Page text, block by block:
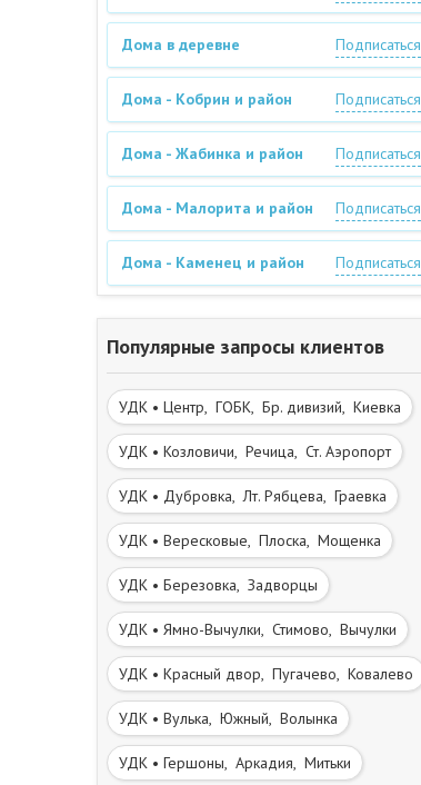
Дома в деревне Подписаться
Дома - Кобрин и район Подписаться
Дома - Жабинка и район Подписаться
Дома - Малорита и район Подписаться
Дома - Каменец и район Подписаться
Популярные запросы клиентов
УДК • Центр, ГОБК, Бр. дивизий, Киевка
УДК • Козловичи, Речица, Ст. Аэропорт
УДК • Дубровка, Лт. Рябцева, Граевка
УДК • Вересковые, Плоска, Мощенка
УДК • Березовка, Задворцы
УДК • Ямно-Вычулки, Стимово, Вычулки
УДК • Красный двор, Пугачево, Ковалево
УДК • Вулька, Южный, Волынка
УДК • Гершоны, Аркадия, Митьки